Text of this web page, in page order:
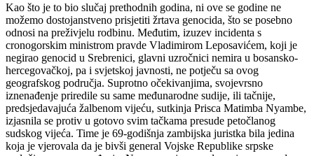
Kao što je to bio slučaj prethodnih godina, ni ove se godine ne
možemo dostojanstveno prisjetiti žrtava genocida, što se posebno
odnosi na preživjelu rodbinu. Međutim, izuzev incidenta s
cronogorskim ministrom pravde Vladimirom Leposavićem, koji je
negirao genocid u Srebrenici, glavni uzročnici nemira u bosansko-
hercegovačkoj, pa i svjetskoj javnosti, ne potječu sa ovog
geografskog područja. Suprotno očekivanjima, svojevrsno
iznenađenje priredile su same međunarodne sudije, ili tačnije,
predsjedavajuća žalbenom vijeću, sutkinja Prisca Matimba Nyambe,
izjasnila se protiv u gotovo svim tačkama presude petočlanog
sudskog vijeća. Time je 69-godišnja zambijska juristka bila jedina
koja je vjerovala da je bivši general Vojske Republike srpske